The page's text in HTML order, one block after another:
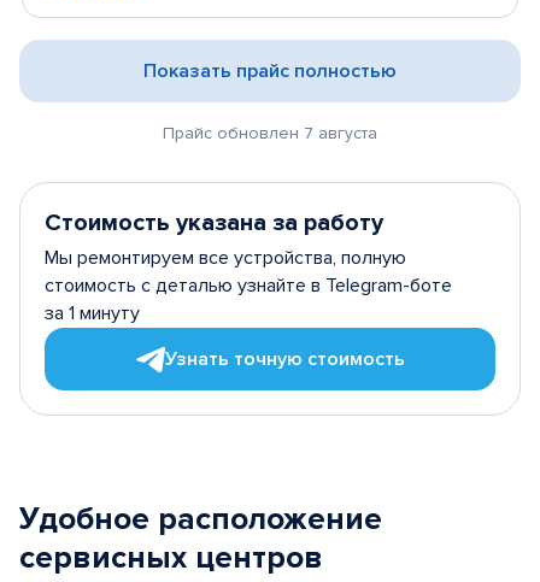
Показать прайс полностью
Прайс обновлен 7 августа
Стоимость указана за работу
Мы ремонтируем все устройства, полную
стоимость с деталью узнайте в Telegram-боте
за 1 минуту
Узнать точную стоимость
Удобное расположение
сервисных центров